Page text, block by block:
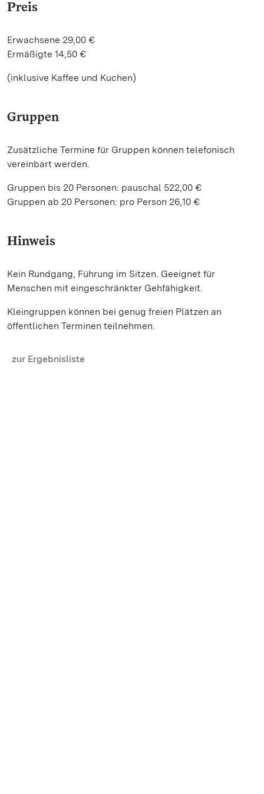
Preis
Erwachsene 29,00 €
Ermäßigte 14,50 €
(inklusive Kaffee und Kuchen)
Gruppen
Zusätzliche Termine für Gruppen können telefonisch
vereinbart werden.
Gruppen bis 20 Personen: pauschal 522,00 €
Gruppen ab 20 Personen: pro Person 26,10 €
Hinweis
Kein Rundgang, Führung im Sitzen. Geeignet für
Menschen mit eingeschränkter Gehfähigkeit.
Kleingruppen können bei genug freien Plätzen an
öffentlichen Terminen teilnehmen.
zur Ergebnisliste